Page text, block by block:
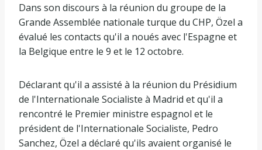
Dans son discours à la réunion du groupe de la
Grande Assemblée nationale turque du CHP, Özel a
évalué les contacts qu'il a noués avec l'Espagne et
la Belgique entre le 9 et le 12 octobre.
Déclarant qu'il a assisté à la réunion du Présidium
de l'Internationale Socialiste à Madrid et qu'il a
rencontré le Premier ministre espagnol et le
président de l'Internationale Socialiste, Pedro
Sanchez, Özel a déclaré qu'ils avaient organisé le